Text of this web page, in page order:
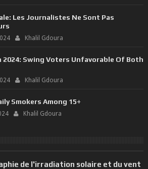
Les Journalistes Ne Sont Pas
Khalil Gdoura
2024: Swing Voters Unfavorable Of Both
Khalil Gdoura
Smokers Among 15+
Khalil Gdoura
de l'irradiation solaire et du vent